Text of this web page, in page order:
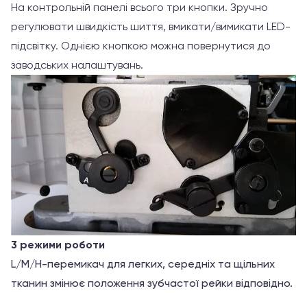
На контрольній панелі всього три кнопки. Зручно
регулювати швидкість шиття, вмикати/вимикати LED-
підсвітку. Однією кнопкою можна повернутися до
заводських налаштувань.
3 режими роботи
L/M/H-перемикач для легких, середніх та щільних
тканин змінює положення зубчастої рейки відповідно.